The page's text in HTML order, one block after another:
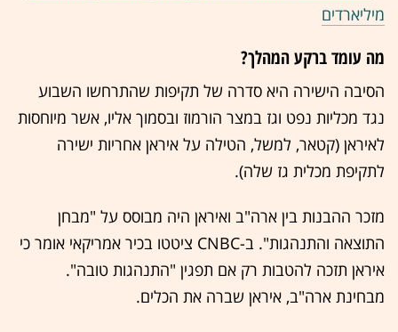
מיליארדים
מה עומד ברקע המהלך?
הסיבה הישירה היא סדרה של תקיפות שהתרחשו השבוע
נגד מכליות נפט וגז במצר הורמוז ובסמוך אליו, אשר מיוחסות
לאיראן (קטאר, למשל, הטילה על איראן אחריות ישירה
לתקיפת מכלית גז שלה).
מזכר ההבנות בין ארה"ב ואיראן היה מבוסס על "מבחן
התוצאה והתנהגות". ב-CNBC ציטטו בכיר אמריקאי אומר כי
איראן תזכה להטבות רק אם תפגין "התנהגות טובה".
מבחינת ארה"ב, איראן שברה את הכלים.